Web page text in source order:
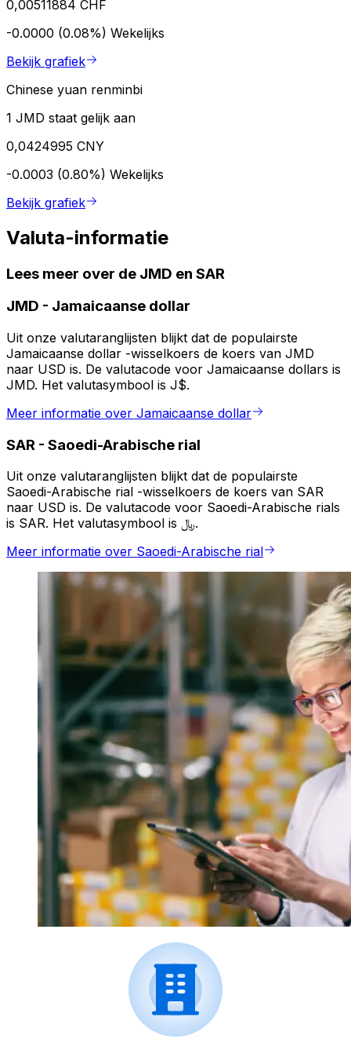
0,00511884 CHF
-0.0000 (0.08%) Wekelijks
Bekijk grafiek
Chinese yuan renminbi
1 JMD staat gelijk aan
0,0424995 CNY
-0.0003 (0.80%) Wekelijks
Bekijk grafiek
Valuta-informatie
Lees meer over de JMD en SAR
JMD - Jamaicaanse dollar
Uit onze valutaranglijsten blijkt dat de populairste
Jamaicaanse dollar -wisselkoers de koers van JMD
naar USD is. De valutacode voor Jamaicaanse dollars is
JMD. Het valutasymbool is J$.
Meer informatie over Jamaicaanse dollar
SAR - Saoedi-Arabische rial
Uit onze valutaranglijsten blijkt dat de populairste
Saoedi-Arabische rial -wisselkoers de koers van SAR
naar USD is. De valutacode voor Saoedi-Arabische rials
is SAR. Het valutasymbool is ﷼.
Meer informatie over Saoedi-Arabische rial